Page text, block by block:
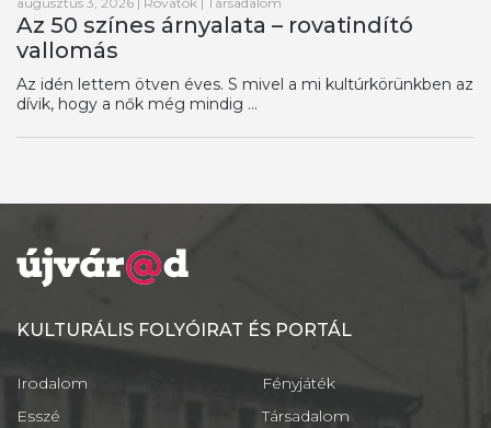
Az 50 színes árnyalata – rovatindító
vallomás
Az idén lettem ötven éves. S mivel a mi kultúrkörünkben az
dívik, hogy a nők még mindig ...
KULTURÁLIS FOLYÓIRAT ÉS PORTÁL
Irodalom
Esszé
Fényjáték
Társadalom